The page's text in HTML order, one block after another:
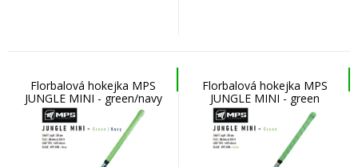
Florbalová hokejka MPS
JUNGLE MINI - green/navy
Florbalová hokejka MPS
JUNGLE MINI - green